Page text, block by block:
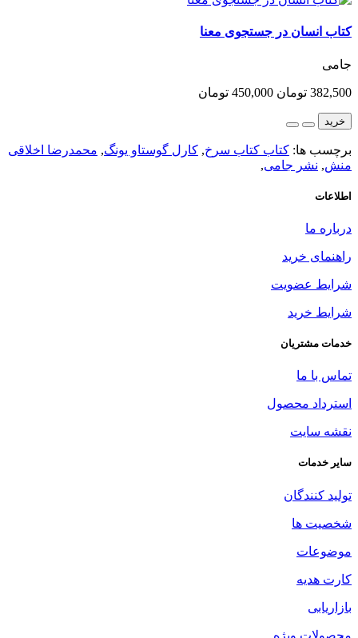
کتاب انسان در جستجوی معنا
جامی
382,500 تومان 450,000 تومان
خرید
برچسب ها: کتاب کتاب سرخ, کارل گوستاو یونگ, محمدرضا اخلاقی
منش, نشر جامی,
اطلاعات
درباره ما
راهنمای خرید
شرایط عضویت
شرایط خرید
خدمات مشتریان
تماس با ما
استرداد محصول
نقشه سایت
سایر خدمات
تولید کنندگان
شخصیت ها
موضوعات
کارت هدیه
بازاریابی
محصولات ویژه